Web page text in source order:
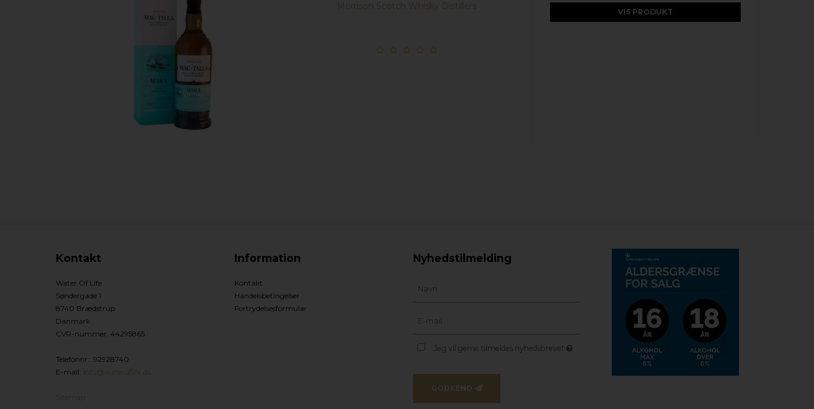
Morrison Scotch Whisky Distillers
VIS PRODUKT
Kontakt
Water Of Life
Søndergade 1
8740 Brædstrup
Danmark
CVR-nummer: 44295865
Telefonnr.: 92928740
E-mail: Info@wateroflife.dk
Sitemap
Information
Kontakt
Handelsbetingelser
Fortrydelsesformular
Nyhedstilmelding
Jeg vil gerne tilmeldes nyhedsbrevet
GODKEND